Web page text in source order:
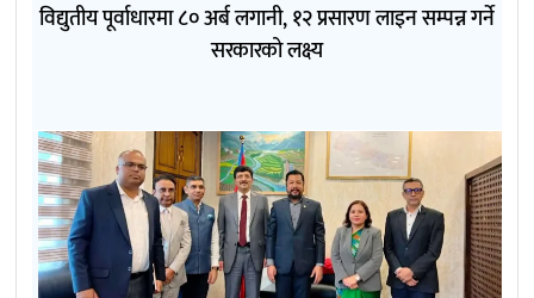
विद्युतीय पूर्वाधारमा ८० अर्ब लगानी, १२ प्रसारण लाइन सम्पन्न गर्ने
सरकारको लक्ष्य